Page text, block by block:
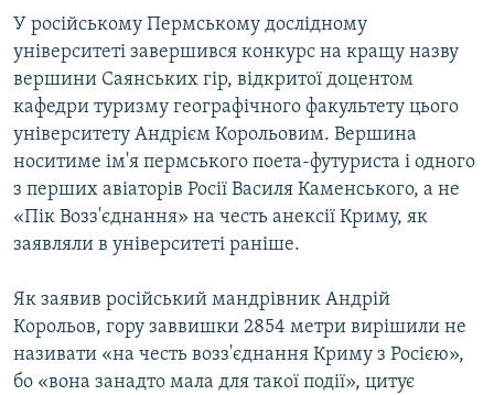
Усі сайти RFE/RL
У російському Пермському дослідному
університеті завершився конкурс на кращу назву
вершини Саянських гір, відкритої доцентом
кафедри туризму географічного факультету цього
університету Андрієм Корольовим. Вершина
носитиме ім'я пермського поета-футуриста і одного
з перших авіаторів Росії Василя Каменського, а не
«Пік Возз'єднання» на честь анексії Криму, як
заявляли в університеті раніше.
Як заявив російський мандрівник Андрій
Корольов, гору заввишки 2854 метри вирішили не
називати «на честь возз'єднання Криму з Росією»,
бо «вона занадто мала для такої події», цитує